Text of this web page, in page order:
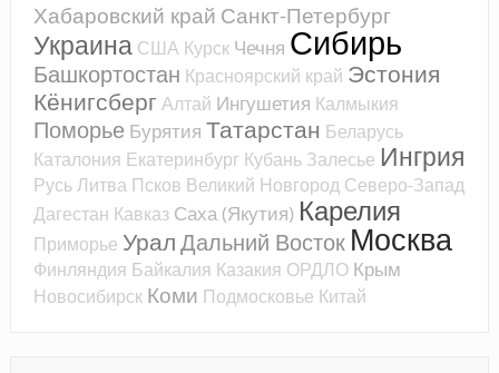
Хабаровский край Санкт-Петербург
Украина США Курск Чечня Сибирь
Башкортостан Красноярский край Эстония
Кёнигсберг Алтай Ингушетия Калмыкия
Поморье Бурятия Татарстан Беларусь
Каталония Екатеринбург Кубань Залесье Ингрия
РусьЛитва Псков Великий Новгород Северо-Запад
Дагестан Кавказ Саха (Якутия) Карелия
Приморье УралДальний Восток Москва
Финляндия Байкалия Казакия ОРДЛО Крым
Новосибирск Коми Подмосковье Китай